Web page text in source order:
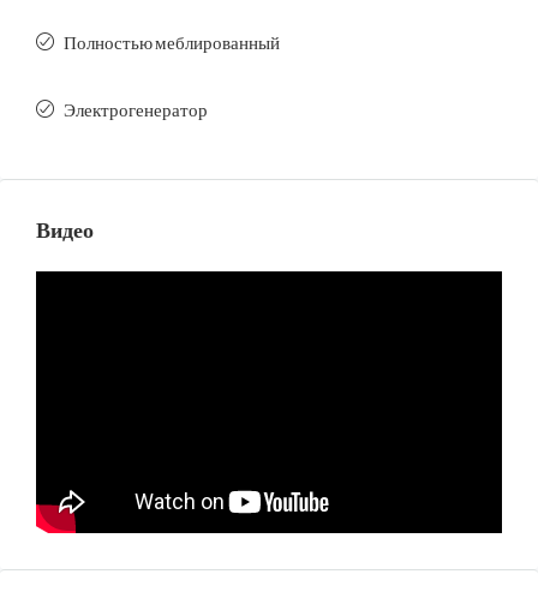
Полностью меблированный
Электрогенератор
Видео